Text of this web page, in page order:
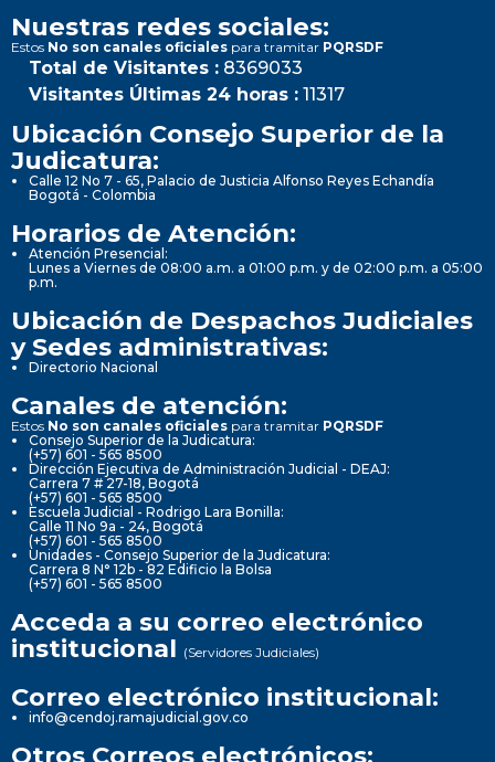
Nuestras redes sociales:
Estos No son canales oficiales para tramitar PQRSDF
Total de Visitantes : 8369033
Visitantes Últimas 24 horas : 11317
Ubicación Consejo Superior de la
Judicatura:
Calle 12 No 7 - 65, Palacio de Justicia Alfonso Reyes Echandía
Bogotá - Colombia
Horarios de Atención:
Atención Presencial:
Lunes a Viernes de 08:00 a.m. a 01:00 p.m. y de 02:00 p.m. a 05:00
p.m.
Ubicación de Despachos Judiciales
y Sedes administrativas:
Directorio Nacional
Canales de atención:
Estos No son canales oficiales para tramitar PQRSDF
Consejo Superior de la Judicatura:
(+57) 601 - 565 8500
Dirección Ejecutiva de Administración Judicial - DEAJ:
Carrera 7 # 27-18, Bogotá
(+57) 601 - 565 8500
Escuela Judicial - Rodrigo Lara Bonilla:
Calle 11 No 9a - 24, Bogotá
(+57) 601 - 565 8500
Unidades - Consejo Superior de la Judicatura:
Carrera 8 N° 12b - 82 Edificio la Bolsa
(+57) 601 - 565 8500
Acceda a su correo electrónico
institucional (Servidores Judiciales)
Correo electrónico institucional:
info@cendoj.ramajudicial.gov.co
Otros Correos electrónicos: